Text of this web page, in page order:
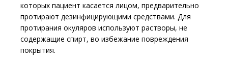
которых пациент касается лицом, предварительно
протирают дезинфицирующими средствами. Для
протирания окуляров используют растворы, не
содержащие спирт, во избежание повреждения
покрытия.